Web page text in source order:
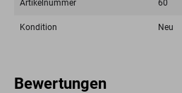
Artikelnummer 60
Kondition Neu
Bewertungen